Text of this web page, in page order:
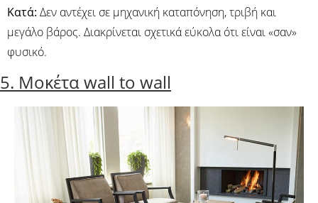
Κατά: Δεν αντέχει σε μηχανική καταπόνηση, τριβή και
μεγάλο βάρος. Διακρίνεται σχετικά εύκολα ότι είναι «σαν»
φυσικό.
5. Μοκέτα wall to wall